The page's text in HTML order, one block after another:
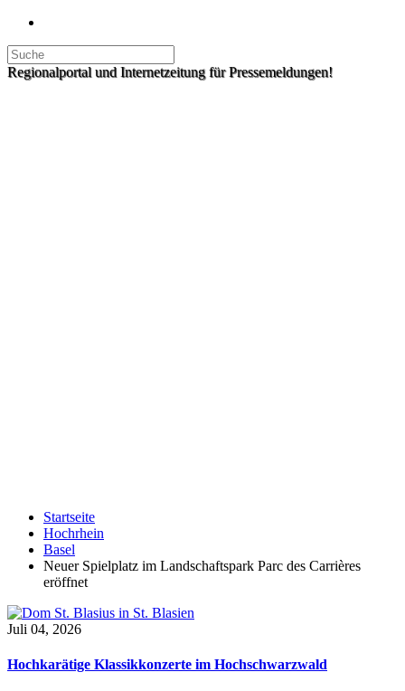
Regionalportal und Internetzeitung für Pressemeldungen!
Startseite
Hochrhein
Basel
Neuer Spielplatz im Landschaftspark Parc des Carrières
eröffnet
Juli 04, 2026
Hochkarätige Klassikkonzerte im Hochschwarzwald